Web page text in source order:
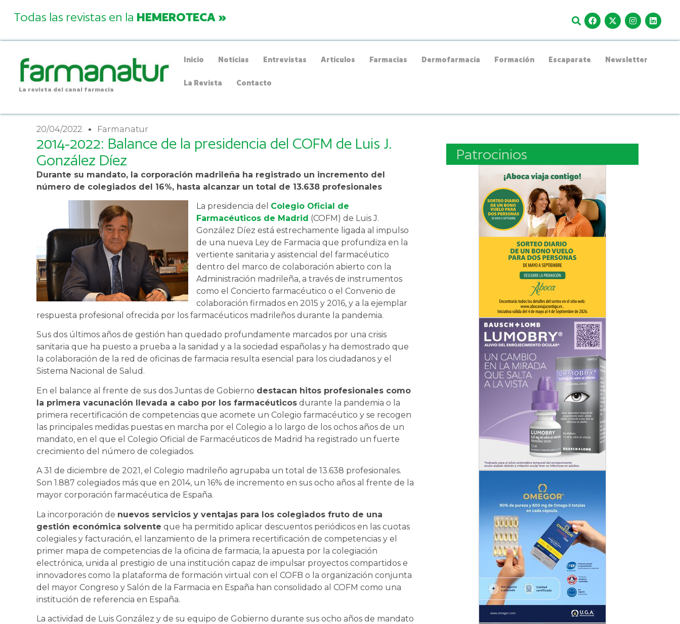
Todas las revistas en la HEMEROTECA »
La revista del canal farmacia
Inicio Noticias Entrevistas Artículos Farmacias Dermofarmacia Formación Escaparate Newsletter
La Revista Contacto
20/04/2022 Farmanatur
2014-2022: Balance de la presidencia del COFM de Luis J.
González Díez
Durante su mandato, la corporación madrileña ha registrado un incremento del
número de colegiados del 16%, hasta alcanzar un total de 13.638 profesionales
La presidencia del Colegio Oficial de
Farmacéuticos de Madrid (COFM) de Luis J.
González Díez está estrechamente ligada al impulso
de una nueva Ley de Farmacia que profundiza en la
vertiente sanitaria y asistencial del farmacéutico
dentro del marco de colaboración abierto con la
Administración madrileña, a través de instrumentos
como el Concierto farmacéutico o el Convenio de
colaboración firmados en 2015 y 2016, y a la ejemplar
respuesta profesional ofrecida por los farmacéuticos madrileños durante la pandemia.
Sus dos últimos años de gestión han quedado profundamente marcados por una crisis
sanitaria que ha puesto a prueba a la sanidad y a la sociedad españolas y ha demostrado que
la colaboración de la red de oficinas de farmacia resulta esencial para los ciudadanos y el
Sistema Nacional de Salud.
En el balance al frente de sus dos Juntas de Gobierno destacan hitos profesionales como
la primera vacunación llevada a cabo por los farmacéuticos durante la pandemia o la
primera recertificación de competencias que acomete un Colegio farmacéutico y se recogen
las principales medidas puestas en marcha por el Colegio a lo largo de los ochos años de un
mandato, en el que el Colegio Oficial de Farmacéuticos de Madrid ha registrado un fuerte
crecimiento del número de colegiados.
A 31 de diciembre de 2021, el Colegio madrileño agrupaba un total de 13.638 profesionales.
Son 1.887 colegiados más que en 2014, un 16% de incremento en sus ocho años al frente de la
mayor corporación farmacéutica de España.
La incorporación de nuevos servicios y ventajas para los colegiados fruto de una
gestión económica solvente que ha permitido aplicar descuentos periódicos en las cuotas
colegiales y facturación, el lanzamiento de la primera recertificación de competencias y el
primer mapa de competencias de la oficina de farmacia, la apuesta por la colegiación
electrónica, unida al prestigio de una institución capaz de impulsar proyectos compartidos e
innovadores como la plataforma de formación virtual con el COFB o la organización conjunta
del mayor Congreso y Salón de la Farmacia en España han consolidado al COFM como una
institución de referencia en España.
La actividad de Luis González y de su equipo de Gobierno durante sus ocho años de mandato
Patrocinios